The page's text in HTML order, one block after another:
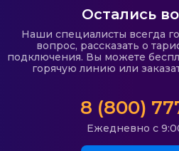
Остались
Наши специалисты всегда
вопрос, рассказать о
подключения. Вы можете
горячую линию или
8 (800)
Ежедневно с